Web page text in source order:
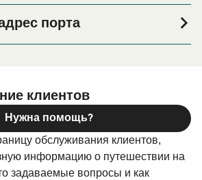
перед или после вашей поездки,
вариант проживания на весь
порта
клиентов
обслуживания клиентов,
информацию о путешествии на
задаваемые вопросы и как
Нужна помощь?